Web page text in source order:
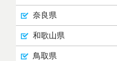
奈良県
和歌山県
鳥取県